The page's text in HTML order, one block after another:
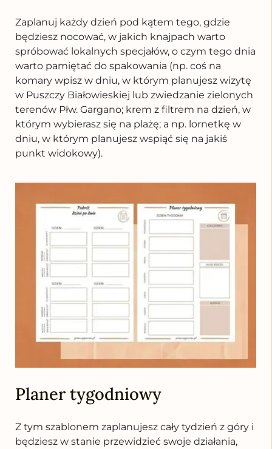
Zaplanuj każdy dzień pod kątem tego, gdzie
będziesz nocować, w jakich knajpach warto
spróbować lokalnych specjałów, o czym tego dnia
warto pamiętać do spakowania (np. coś na
komary wpisz w dniu, w którym planujesz wizytę
w Puszczy Białowieskiej lub zwiedzanie zielonych
terenów Płw. Gargano; krem z filtrem na dzień, w
którym wybierasz się na plażę; a np. lornetkę w
dniu, w którym planujesz wspiąć się na jakiś
punkt widokowy).
Planer tygodniowy
Z tym szablonem zaplanujesz cały tydzień z góry i
będziesz w stanie przewidzieć swoje działania,